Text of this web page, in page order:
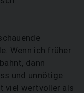
Wenn ich früher
dann
und unnötige
viel wertvoller als